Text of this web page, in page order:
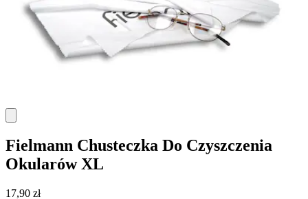
Fielmann Chusteczka Do Czyszczenia
Okularów XL
17,90 zł